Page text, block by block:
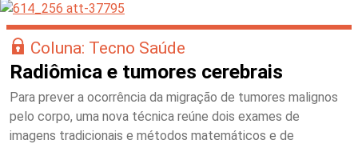
Coluna: Tecno Saúde
Radiômica e tumores cerebrais
Para prever a ocorrência da migração de tumores malignos
pelo corpo, uma nova técnica reúne dois exames de
imagens tradicionais e métodos matemáticos e de